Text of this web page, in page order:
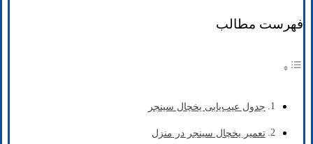
فهرست مطالب
جدول عیب‌یابی یخچال سینجر
تعمیر یخچال سینجر در منزل